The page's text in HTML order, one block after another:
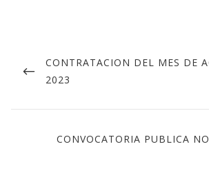
CONTRATACION DEL MES DE
2023
CONVOCATORIA PUBLICA